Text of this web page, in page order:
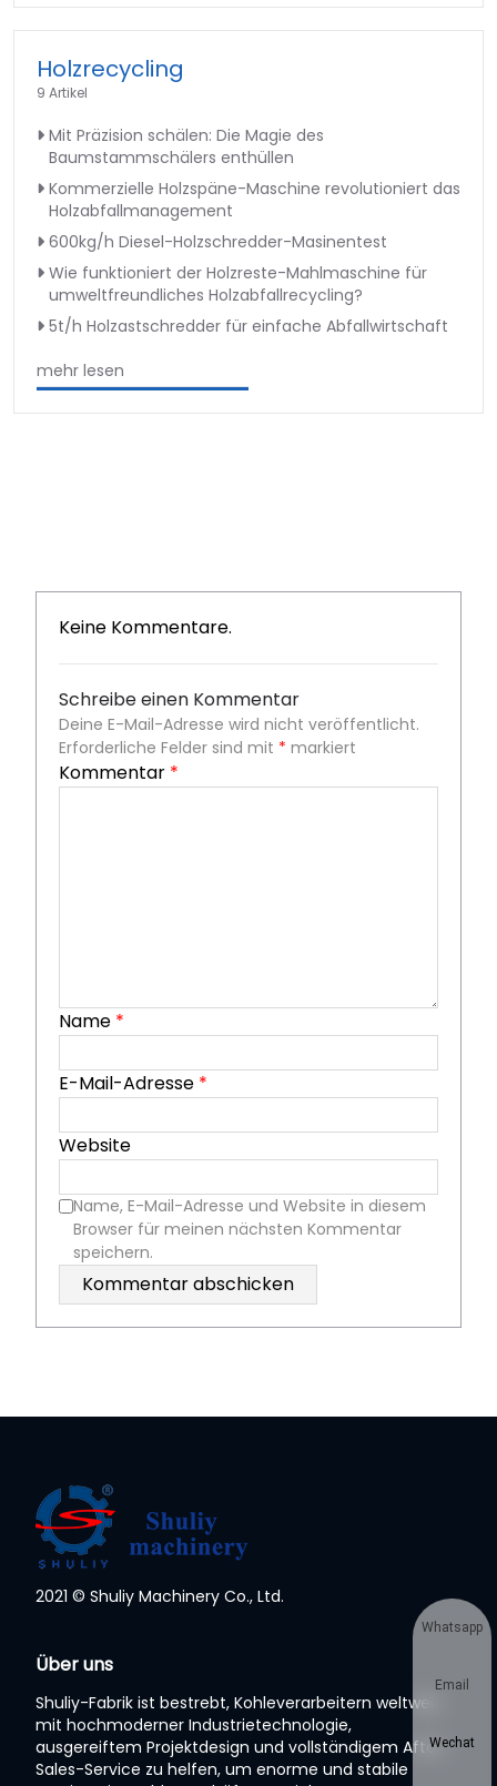
Holzrecycling
9 Artikel
Mit Präzision schälen: Die Magie des
Baumstammschälers enthüllen
Kommerzielle Holzspäne-Maschine revolutioniert das
Holzabfallmanagement
600kg/h Diesel-Holzschredder-Masinentest
Wie funktioniert der Holzreste-Mahlmaschine für
umweltfreundliches Holzabfallrecycling?
5t/h Holzastschredder für einfache Abfallwirtschaft
mehr lesen
Keine Kommentare.
Schreibe einen Kommentar
Deine E-Mail-Adresse wird nicht veröffentlicht.
Erforderliche Felder sind mit * markiert
Kommentar *
Name *
E-Mail-Adresse *
Website
Name, E-Mail-Adresse und Website in diesem
Browser für meinen nächsten Kommentar
speichern.
2021 © Shuliy Machinery Co., Ltd.
Über uns
Shuliy-Fabrik ist bestrebt, Kohleverarbeitern weltweit
mit hochmoderner Industrietechnologie,
ausgereiftem Projektdesign und vollständigem After-
Sales-Service zu helfen, um enorme und stabile
Whatsapp
Email
Wechat